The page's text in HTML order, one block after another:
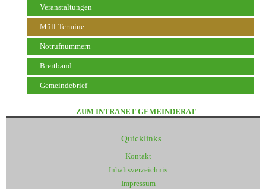
Veranstaltungen
Müll-Termine
Notrufnummern
Breitband
Gemeindebrief
ZUM INTRANET GEMEINDERAT
Quicklinks
Kontakt
Inhaltsverzeichnis
Impressum